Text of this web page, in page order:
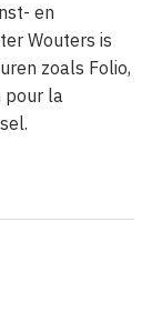
en
Wouters is
zoals Folio,
pour la